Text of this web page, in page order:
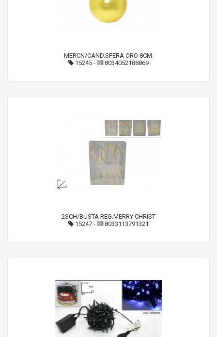
MERCN/CAND.SFERA ORO 8CM.
15245 - 8034052188869
2SCH/BUSTA REG.MERRY CHRIST
15247 - 8033113791321